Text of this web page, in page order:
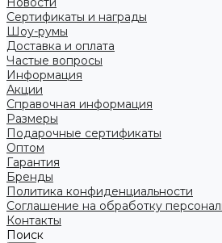
Сертификаты и награды
Шоу-румы
Доставка и оплата
Частые вопросы
Информация
Акции
Справочная информация
Размеры
Подарочные сертификаты
Оптом
Гарантия
Бренды
Политика конфиденциальности
Соглашение на обработку
Контакты
Поиск